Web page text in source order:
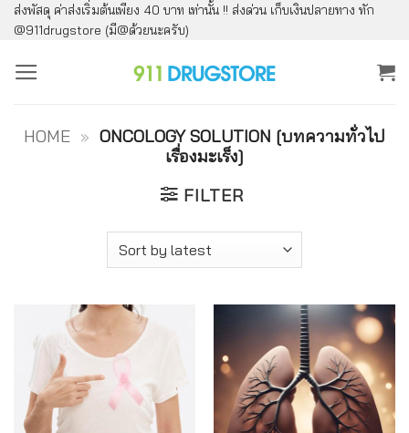
ข้าม
ไป
ยัง
ส่งพัสดุ ค่าส่งเริ่มต้นเพียง 40 บาท เท่านั้น !! ส่งด่วน เก็บเงินปลายทาง ทัก
@911drugstore (มี@ด้วยนะครับ)
HOME » ONCOLOGY SOLUTION [บทความทั่วไป
เรื่องมะเร็ง]
FILTER